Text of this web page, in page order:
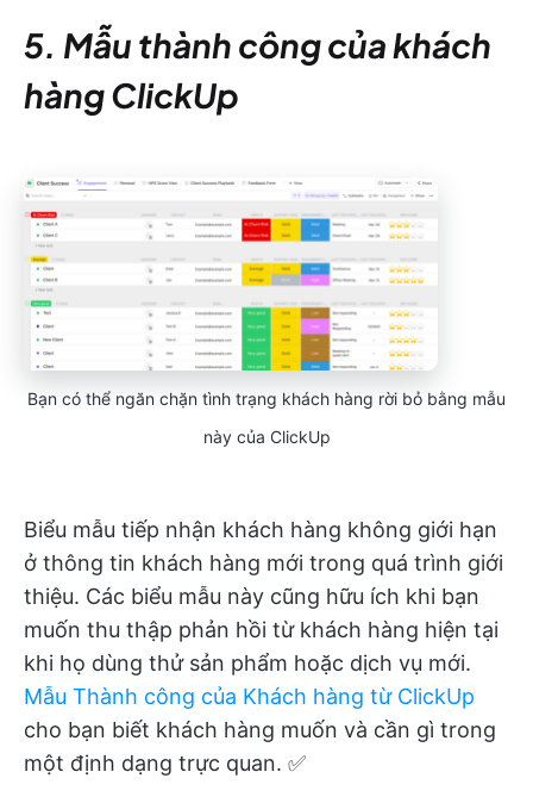
5. Mẫu thành công của khách
hàng ClickUp
Bạn có thể ngăn chặn tình trạng khách hàng rời bỏ bằng mẫu
này của ClickUp
Biểu mẫu tiếp nhận khách hàng không giới hạn
ở thông tin khách hàng mới trong quá trình giới
thiệu. Các biểu mẫu này cũng hữu ích khi bạn
muốn thu thập phản hồi từ khách hàng hiện tại
khi họ dùng thử sản phẩm hoặc dịch vụ mới.
Mẫu Thành công của Khách hàng từ ClickUp
cho bạn biết khách hàng muốn và cần gì trong
một định dạng trực quan. ✅